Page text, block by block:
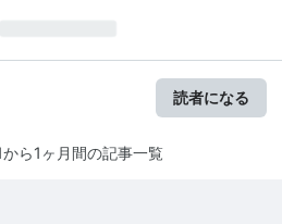
読者になる
ら1ヶ月間の記事一覧